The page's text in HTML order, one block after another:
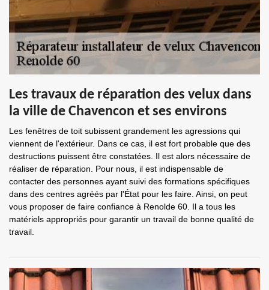
Les travaux de réparation des velux dans
la ville de Chavencon et ses environs
Les fenêtres de toit subissent grandement les agressions qui
viennent de l'extérieur. Dans ce cas, il est fort probable que des
destructions puissent être constatées. Il est alors nécessaire de
réaliser de réparation. Pour nous, il est indispensable de
contacter des personnes ayant suivi des formations spécifiques
dans des centres agréés par l'État pour les faire. Ainsi, on peut
vous proposer de faire confiance à Renolde 60. Il a tous les
matériels appropriés pour garantir un travail de bonne qualité de
travail.